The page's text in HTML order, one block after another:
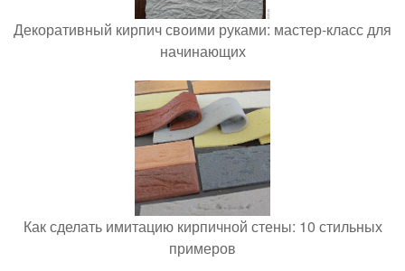
Декоративный кирпич своими руками: мастер-класс для
начинающих
Как сделать имитацию кирпичной стены: 10 стильных
примеров